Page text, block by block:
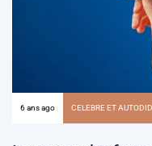
6 ans ago CELEBRE ET